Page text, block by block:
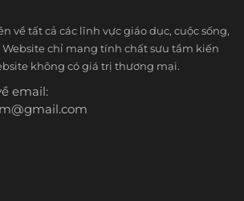
về tất cả các lĩnh vực giáo dục, cuộc sống,
chỉ mang tính chất sưu tầm kiến
không có giá trị thương mại.
email: